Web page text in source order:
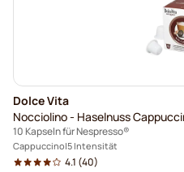
Dolce Vita
Nocciolino - Haselnuss
10 Kapseln für Nespresso®
Cappuccino 5 Intensität
4.1 (40)